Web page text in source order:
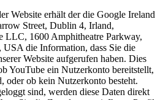
Website erhält der die Google Ireland
Street, Dublin 4, Irland,
LLC, 1600 Amphitheatre Parkway,
die Information, dass Sie die
Website aufgerufen haben. Dies
YouTube ein Nutzerkonto bereitstellt,
oder ob kein Nutzerkonto besteht.
sind, werden diese Daten direkt